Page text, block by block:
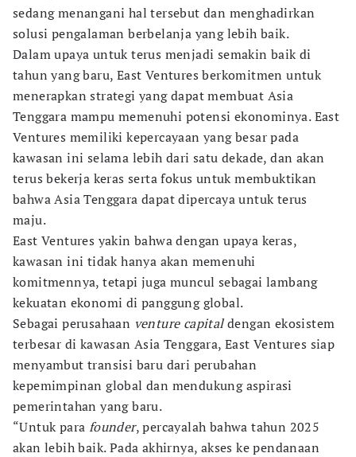
sedang menangani hal tersebut dan menghadirkan
solusi pengalaman berbelanja yang lebih baik.
Dalam upaya untuk terus menjadi semakin baik di
tahun yang baru, East Ventures berkomitmen untuk
menerapkan strategi yang dapat membuat Asia
Tenggara mampu memenuhi potensi ekonominya. East
Ventures memiliki kepercayaan yang besar pada
kawasan ini selama lebih dari satu dekade, dan akan
terus bekerja keras serta fokus untuk membuktikan
bahwa Asia Tenggara dapat dipercaya untuk terus
maju.
East Ventures yakin bahwa dengan upaya keras,
kawasan ini tidak hanya akan memenuhi
komitmennya, tetapi juga muncul sebagai lambang
kekuatan ekonomi di panggung global.
Sebagai perusahaan venture capitaldengan ekosistem
terbesar di kawasan Asia Tenggara, East Ventures siap
menyambut transisi baru dari perubahan
kepemimpinan global dan mendukung aspirasi
pemerintahan yang baru.
“Untuk para founder, percayalah bahwa tahun 2025
akan lebih baik. Pada akhirnya, akses ke pendanaan